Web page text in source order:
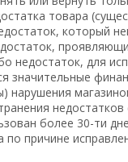
товара
который
недостаток, для
значительные
нарушения
недостатков
более 30-ти
по причине